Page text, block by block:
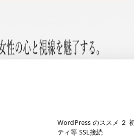
WordPress のススメ ２
ティ等 SSL接続